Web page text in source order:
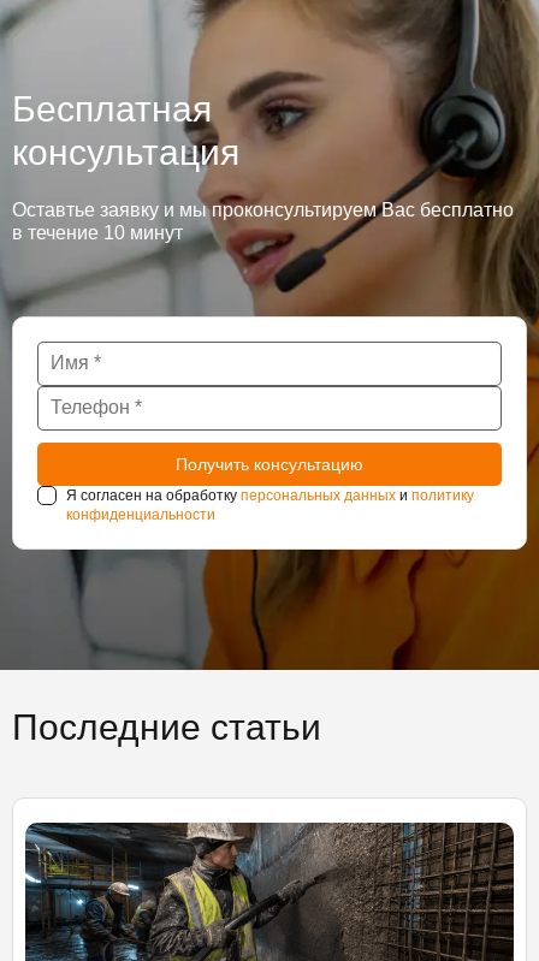
Бесплатная
консультация
Оставтье заявку и мы проконсультируем Вас бесплатно
в течение 10 минут
Я согласен на обработку персональных данных и политику
конфиденциальности
Последние статьи